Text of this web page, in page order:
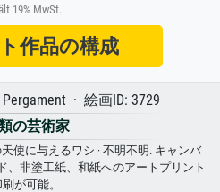
19% MwSt.
作品の構成
· 絵画ID: 3729
の芸術家
使に与えるワシ · 不明不明. キャンバ
、非塗工紙、和紙へのアートプリント
が可能。